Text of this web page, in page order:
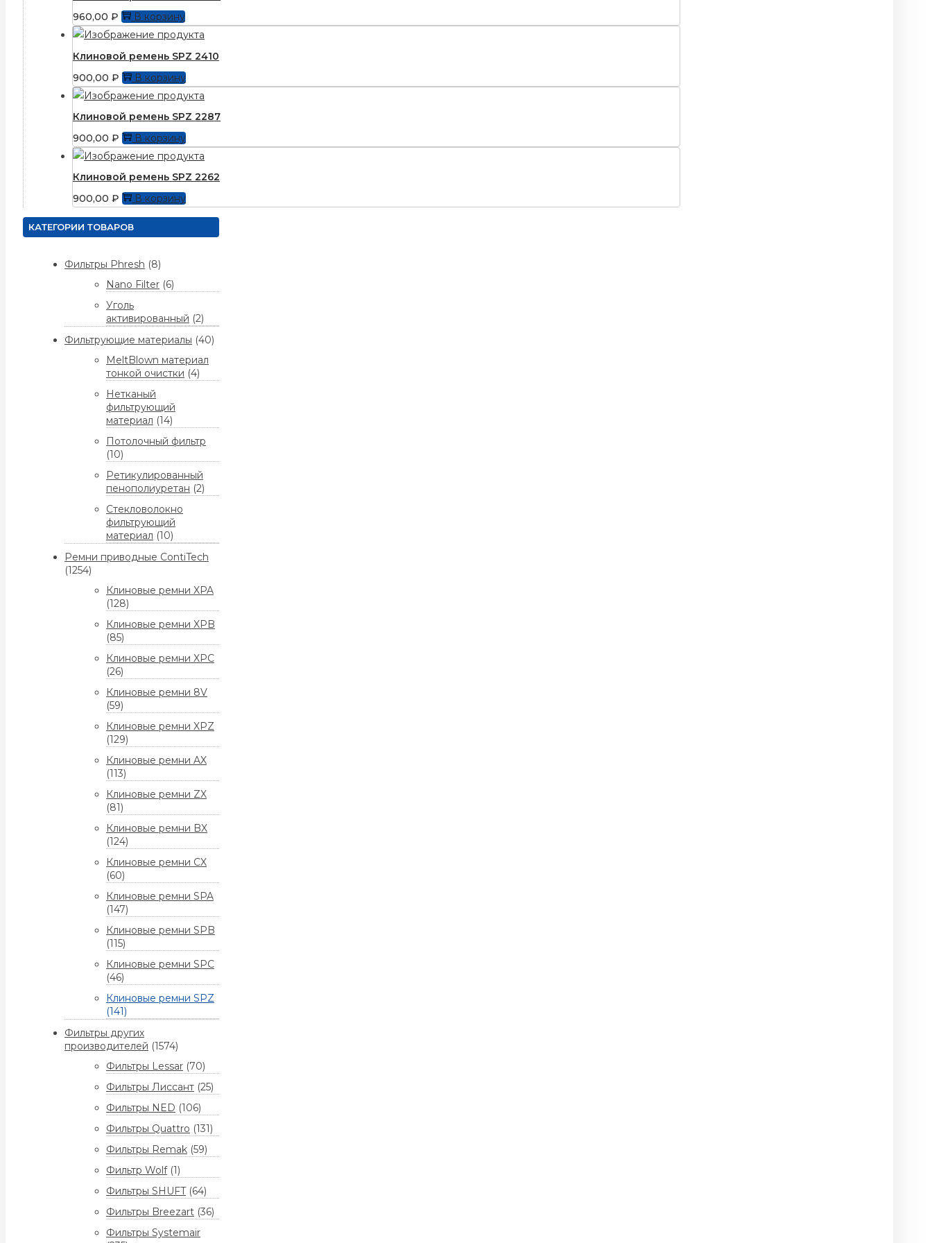
960,00 ₽ В корзину
Клиновой ремень SPZ 2410
900,00 ₽ В корзину
Клиновой ремень SPZ 2287
900,00 ₽ В корзину
Клиновой ремень SPZ 2262
900,00 ₽ В корзину
КАТЕГОРИИ ТОВАРОВ
Фильтры Phresh (8)
Nano Filter (6)
Уголь
активированный (2)
Фильтрующие материалы (40)
MeltBlown материал
тонкой очистки (4)
Нетканый
фильтрующий
материал (14)
Потолочный фильтр
(10)
Ретикулированный
пенополиуретан (2)
Стекловолокно
фильтрующий
материал (10)
Ремни приводные ContiTech
(1254)
Клиновые ремни XPA
(128)
Клиновые ремни XPB
(85)
Клиновые ремни XPC
(26)
Клиновые ремни 8V
(59)
Клиновые ремни XPZ
(129)
Клиновые ремни AX
(113)
Клиновые ремни ZX
(81)
Клиновые ремни BX
(124)
Клиновые ремни CX
(60)
Клиновые ремни SPA
(147)
Клиновые ремни SPB
(115)
Клиновые ремни SPC
(46)
Клиновые ремни SPZ
(141)
Фильтры других
производителей (1574)
Фильтры Lessar (70)
Фильтры Лиссант (25)
Фильтры NED (106)
Фильтры Quattro (131)
Фильтры Remak (59)
Фильтр Wolf (1)
Фильтры SHUFT (64)
Фильтры Breezart (36)
Фильтры Systemair